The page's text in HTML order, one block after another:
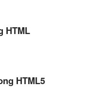
HTML
HTML5